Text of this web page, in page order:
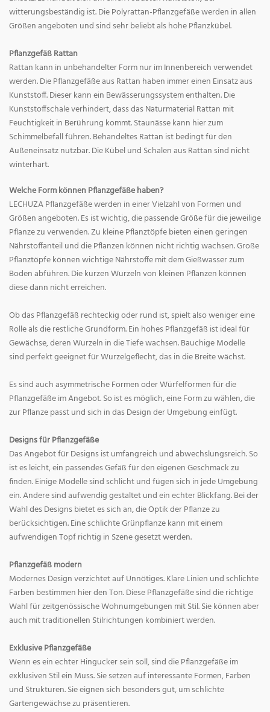
witterungsbeständig ist. Die Polyrattan-Pflanzgefäße werden in allen
Größen angeboten und sind sehr beliebt als hohe Pflanzkübel.
Pflanzgefäß Rattan
Rattan kann in unbehandelter Form nur im Innenbereich verwendet
werden. Die Pflanzgefäße aus Rattan haben immer einen Einsatz aus
Kunststoff. Dieser kann ein Bewässerungssystem enthalten. Die
Kunststoffschale verhindert, dass das Naturmaterial Rattan mit
Feuchtigkeit in Berührung kommt. Staunässe kann hier zum
Schimmelbefall führen. Behandeltes Rattan ist bedingt für den
Außeneinsatz nutzbar. Die Kübel und Schalen aus Rattan sind nicht
winterhart.
Welche Form können Pflanzgefäße haben?
LECHUZA Pflanzgefäße werden in einer Vielzahl von Formen und
Größen angeboten. Es ist wichtig, die passende Größe für die jeweilige
Pflanze zu verwenden. Zu kleine Pflanztöpfe bieten einen geringen
Nährstoffanteil und die Pflanzen können nicht richtig wachsen. Große
Pflanztöpfe können wichtige Nährstoffe mit dem Gießwasser zum
Boden abführen. Die kurzen Wurzeln von kleinen Pflanzen können
diese dann nicht erreichen.
Ob das Pflanzgefäß rechteckig oder rund ist, spielt also weniger eine
Rolle als die restliche Grundform. Ein hohes Pflanzgefäß ist ideal für
Gewächse, deren Wurzeln in die Tiefe wachsen. Bauchige Modelle
sind perfekt geeignet für Wurzelgeflecht, das in die Breite wächst.
Es sind auch asymmetrische Formen oder Würfelformen für die
Pflanzgefäße im Angebot. So ist es möglich, eine Form zu wählen, die
zur Pflanze passt und sich in das Design der Umgebung einfügt.
Designs für Pflanzgefäße
Das Angebot für Designs ist umfangreich und abwechslungsreich. So
ist es leicht, ein passendes Gefäß für den eigenen Geschmack zu
finden. Einige Modelle sind schlicht und fügen sich in jede Umgebung
ein. Andere sind aufwendig gestaltet und ein echter Blickfang. Bei der
Wahl des Designs bietet es sich an, die Optik der Pflanze zu
berücksichtigen. Eine schlichte Grünpflanze kann mit einem
aufwendigen Topf richtig in Szene gesetzt werden.
Pflanzgefäß modern
Modernes Design verzichtet auf Unnötiges. Klare Linien und schlichte
Farben bestimmen hier den Ton. Diese Pflanzgefäße sind die richtige
Wahl für zeitgenössische Wohnumgebungen mit Stil. Sie können aber
auch mit traditionellen Stilrichtungen kombiniert werden.
Exklusive Pflanzgefäße
Wenn es ein echter Hingucker sein soll, sind die Pflanzgefäße im
exklusiven Stil ein Muss. Sie setzen auf interessante Formen, Farben
und Strukturen. Sie eignen sich besonders gut, um schlichte
Gartengewächse zu präsentieren.